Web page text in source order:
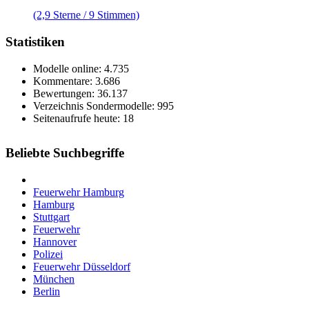
(2,9 Sterne / 9 Stimmen)
Statistiken
Modelle online: 4.735
Kommentare: 3.686
Bewertungen: 36.137
Verzeichnis Sondermodelle: 995
Seitenaufrufe heute: 18
Beliebte Suchbegriffe
Feuerwehr Hamburg
Hamburg
Stuttgart
Feuerwehr
Hannover
Polizei
Feuerwehr Düsseldorf
München
Berlin